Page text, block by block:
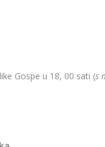
Gospe u 18, 00 sati (s